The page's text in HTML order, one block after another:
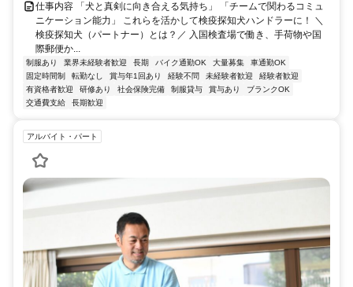
仕事内容 「犬と真剣に向き合える気持ち」 「チームで関わるコミュ
ニケーション能力」 これらを活かして検疫探知犬ハンドラーに！ ＼
検疫探知犬（パートナー）とは？／ 入国検査場で働き、手荷物や国
際郵便か...
制服あり 業界未経験者歓迎 長期 バイク通勤OK 大量募集
車通勤OK
固定時間制
転勤なし 賞与年1回あり 経験不問 未経験者歓迎
経験者歓迎
有資格者歓迎
研修あり 社会保険完備 制服貸与 賞与あり
ブランクOK
交通費支給
長期歓迎
アルバイト・パート